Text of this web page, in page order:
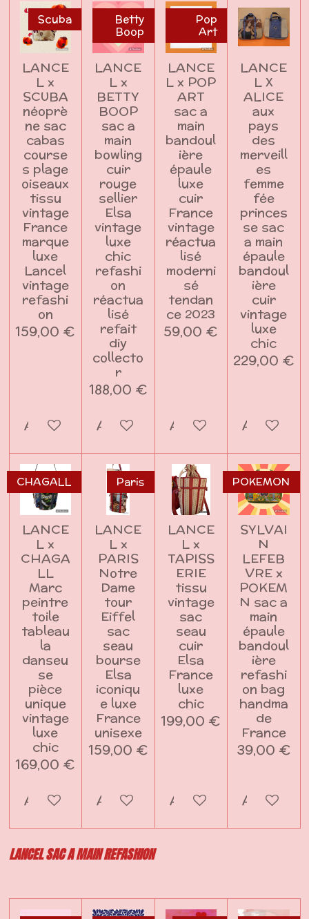
Scuba
LANCE
L x
SCUBA
néoprè
ne sac
cabas
course
s plage
oiseaux
tissu
vintage
France
marque
luxe
Lancel
vintage
refashi
on
159,00 €
Ajouter au panier
Betty
Boop
LANCE
L x
BETTY
BOOP
sac a
main
bowling
cuir
rouge
sellier
Elsa
vintage
luxe
chic
refashi
on
réactua
lisé
refait
diy
collecto
r
188,00 €
Ajouter au panier
Pop
Art
LANCE
L x POP
ART
sac a
main
bandoul
ière
épaule
luxe
cuir
France
vintage
réactua
lisé
moderni
sé
tendan
ce 2023
59,00 €
Ajouter au panier
LANCE
L X
ALICE
aux
pays
des
merveill
es
femme
fée
princes
se sac
a main
épaule
bandoul
ière
cuir
vintage
luxe
chic
229,00 €
Ajouter
CHAGALL
LANCE
L x
CHAGA
LL
Marc
peintre
toile
tableau
la
danseu
se
pièce
unique
vintage
luxe
chic
169,00 €
Ajouter au panier
Paris
LANCE
L x
PARIS
Notre
Dame
tour
Eiffel
sac
seau
bourse
Elsa
iconiqu
e luxe
France
unisexe
159,00 €
Ajouter au panier
LANCE
L x
TAPISS
ERIE
tissu
vintage
sac
seau
cuir
Elsa
France
luxe
chic
199,00 €
Ajouter au panier
POKEMON
SYLVAI
N
LEFEB
VRE x
POKEM
N sac a
main
épaule
bandoul
ière
refashi
on bag
handma
de
France
39,00 €
Ajouter
LANCEL SAC A MAIN REFASHION